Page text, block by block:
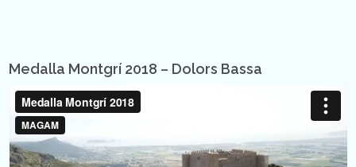
Medalla Montgrí 2018 – Dolors Bassa